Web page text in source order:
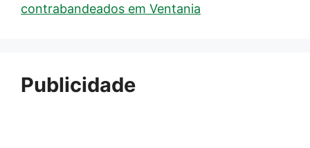
contrabandeados em Ventania
Publicidade